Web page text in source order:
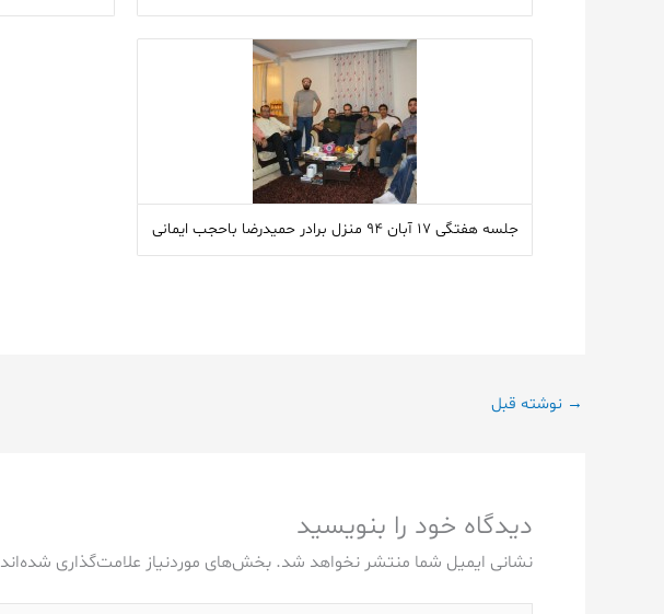
جلسه هفتگی ۱۷ آبان ۹۴ منزل برادر حمیدرضا باحجب ایمانی
→ نوشته قبل
دیدگاه‌ خود را بنویسید
نشانی ایمیل شما منتشر نخواهد شد. بخش‌های موردنیاز علامت‌گذاری شده‌اند